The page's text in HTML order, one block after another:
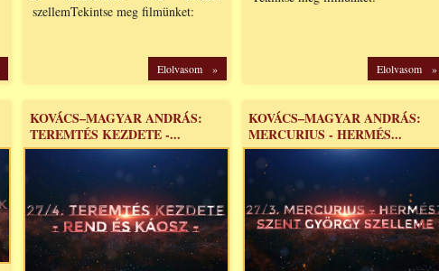
szellemTekintse meg filmünket:
Elolvasom » Elolvasom »
KOVÁCS–MAGYAR ANDRÁS:
TEREMTÉS KEZDETE -...
KOVÁCS–MAGYAR ANDRÁS:
MERCURIUS - HERMÉS...